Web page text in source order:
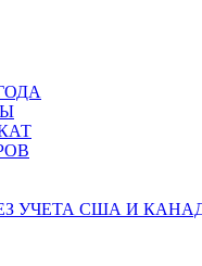
УЧЕТА США И